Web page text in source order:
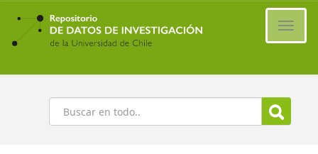
Ir
contenido
principal
Buscar